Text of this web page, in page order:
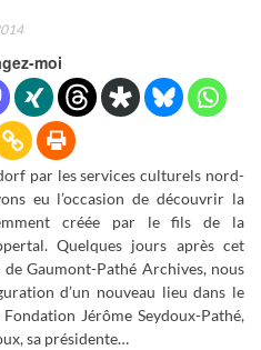
moi
par les services culturels nord-
eu l’occasion de découvrir la
créée par le fils de la
Quelques jours après cet
Gaumont-Pathé Archives, nous
d’un nouveau lieu dans le
Jérôme Seydoux-Pathé,
sa présidente…